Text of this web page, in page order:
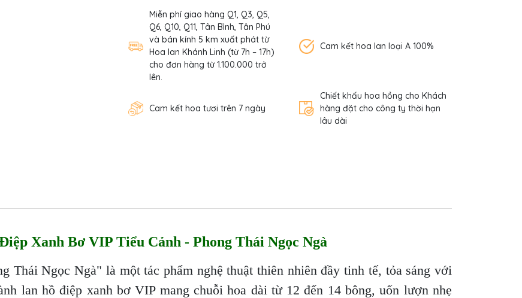
Miễn phí giao hàng Q1, Q3, Q5,
Q6, Q10, Q11, Tân Bình, Tân Phú
và bán kính 5 km xuất phát từ
Hoa lan Khánh Linh (từ 7h – 17h)
cho đơn hàng từ 1.100.000 trở
lên.
Cam kết hoa lan loại A 100%
Cam kết hoa tươi trên 7 ngày
Chiết khấu hoa hồng cho Khách
hàng đặt cho công ty thời hạn
lâu dài
Xanh Bơ VIP Tiểu Cảnh - Phong Thái Ngọc Ngà
Thái Ngọc Ngà" là một tác phẩm nghệ thuật thiên nhiên đầy tinh tế, tỏa sáng với
lan hồ điệp xanh bơ VIP mang chuỗi hoa dài từ 12 đến 14 bông, uốn lượn nhẹ